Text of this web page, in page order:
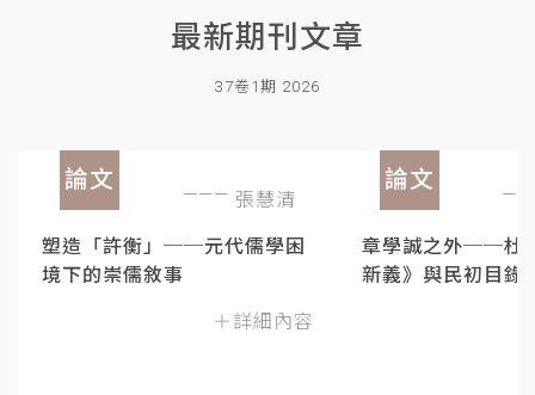
最新期刊文章
37卷1期 2026
論文
張慧清
塑造「許衡」──元代儒學困
境下的崇儒敘事
＋詳細內容
論文
章學誠之外──杜
新義》與民初目錄